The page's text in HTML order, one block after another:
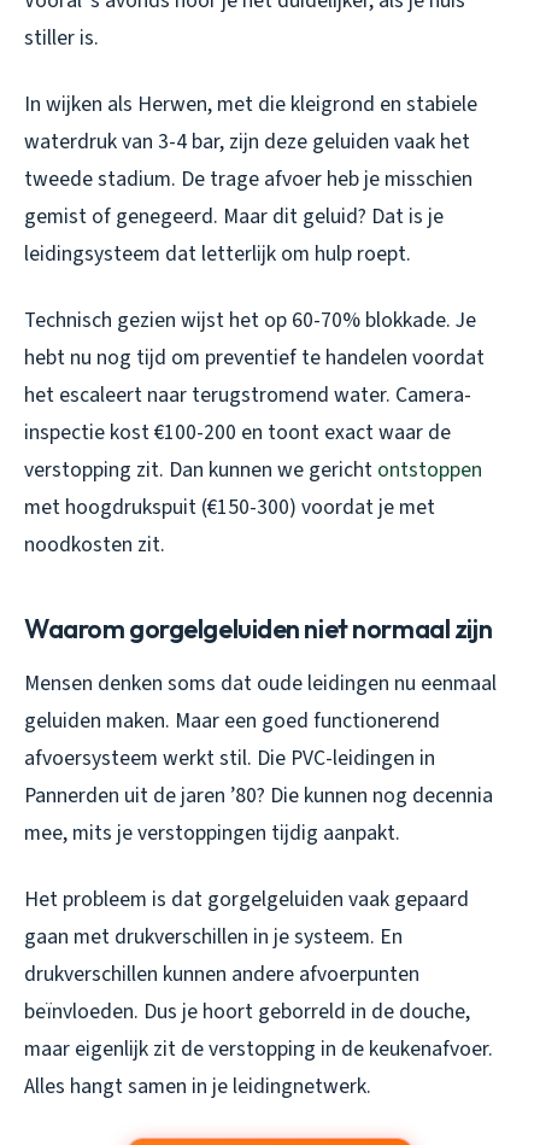
stiller is.
In wijken als Herwen, met die kleigrond en stabiele
waterdruk van 3-4 bar, zijn deze geluiden vaak het
tweede stadium. De trage afvoer heb je misschien
gemist of genegeerd. Maar dit geluid? Dat is je
leidingsysteem dat letterlijk om hulp roept.
Technisch gezien wijst het op 60-70% blokkade. Je
hebt nu nog tijd om preventief te handelen voordat
het escaleert naar terugstromend water. Camera-
inspectie kost €100-200 en toont exact waar de
verstopping zit. Dan kunnen we gericht ontstoppen
met hoogdrukspuit (€150-300) voordat je met
noodkosten zit.
Waarom gorgelgeluiden niet normaal zijn
Mensen denken soms dat oude leidingen nu eenmaal
geluiden maken. Maar een goed functionerend
afvoersysteem werkt stil. Die PVC-leidingen in
Pannerden uit de jaren ’80? Die kunnen nog decennia
mee, mits je verstoppingen tijdig aanpakt.
Het probleem is dat gorgelgeluiden vaak gepaard
gaan met drukverschillen in je systeem. En
drukverschillen kunnen andere afvoerpunten
beïnvloeden. Dus je hoort geborreld in de douche,
maar eigenlijk zit de verstopping in de keukenafvoer.
Alles hangt samen in je leidingnetwerk.